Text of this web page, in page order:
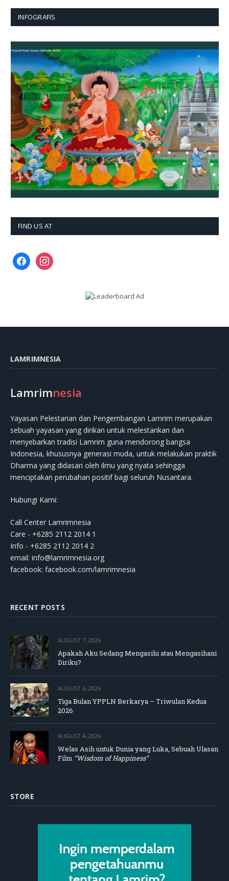
INFOGRAFIS
FIND US AT
facebookinstagram
LAMRIMNESIA
Lamrimnesia
Yayasan Pelestarian dan Pengembangan Lamrim merupakan
sebuah yayasan yang dirikan untuk melestarikan dan
menyebarkan tradisi Lamrim guna mendorong bangsa
Indonesia, khususnya generasi muda, untuk melakukan praktik
Dharma yang didasari oleh ilmu yang nyata sehingga
menciptakan perubahan positif bagi seluruh Nusantara.
Hubungi Kami:
Call Center Lamrimnesia
Care - +6285 2112 2014 1
Info - +6285 2112 2014 2
email: info@lamrimnesia.org
facebook: facebook.com/lamrimnesia
RECENT POSTS
AUGUST 7, 2026
Apakah Aku Sedang Mengasihi atau Mengasihani
Diriku?
AUGUST 6, 2026
Tiga Bulan YPPLN Berkarya – Triwulan Kedua
2026
AUGUST 4, 2026
Welas Asih untuk Dunia yang Luka, Sebuah Ulasan
Film “Wisdom of Happiness”
STORE